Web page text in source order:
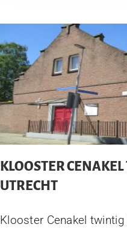
KLOOSTER
UTRECHT
Klooster Cenakel